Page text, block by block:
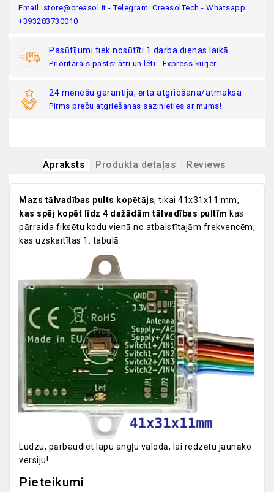
Email: store@creasol.it - Telegram: CreasolTech - Whatsapp:
+393283730010
Pasūtījumi tiek nosūtīti 1 darba dienas laikā
Prioritārais pasts: ātri un lēti - Express kurjer
24 mēnešu garantija, ērta atgriešana/atmaksa
Pirms preču atgriešanas sazinieties ar mums!
Apraksts Produkta detaļas Reviews
Mazs tālvadības pults kopētājs, tikai 41x31x11 mm,
kas spēj kopēt līdz 4 dažādām tālvadības pultīm kas
pārraida fiksētu kodu vienā no atbalstītajām frekvencēm,
kas uzskaitītas 1. tabulā.
Lūdzu, pārbaudiet lapu angļu valodā, lai redzētu jaunāko
versiju!
Pieteikumi